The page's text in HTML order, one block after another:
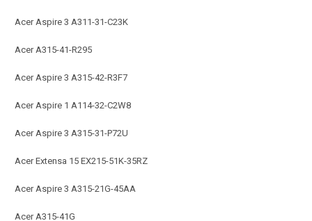
Acer Aspire 3 A311-31-C23K
Acer A315-41-R295
Acer Aspire 3 A315-42-R3F7
Acer Aspire 1 A114-32-C2W8
Acer Aspire 3 A315-31-P72U
Acer Extensa 15 EX215-51K-35RZ
Acer Aspire 3 A315-21G-45AA
Acer A315-41G